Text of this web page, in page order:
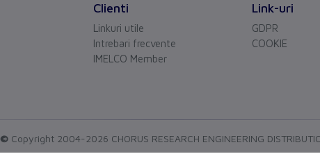
Clienti
Linkuri utile
Intrebari frecvente
IMELCO Member
Link-uri
GDPR
COOKIE
©Copyright 2004-2026 CHORUS RESEARCH ENGINEERING